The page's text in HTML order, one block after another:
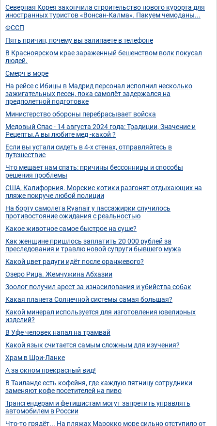
Северная Корея закончила строительство нового курорта для
иностранных туристов «Вонсан-Калма». Пакуем чемоданы...
ФССП
Пять причин, почему вы залипаете в телефоне
В Красноярском крае зараженный бешенством волк покусал
людей.
Смерч в море
На рейсе с Ибицы в Мадрид персонал исполнил несколько
зажигательных песен, пока самолёт задержался на
предполетной подготовке
Министерство обороны перебрасывает войска
Медовый Спас - 14 августа 2024 года: Традиции, Значение и
Рецепты.А вы любите мед -какой ?
Если вы устали сидеть в 4-х стенах, отправляйтесь в
путешествие
Что мешает нам спать: причины бессонницы и способы
решения проблемы
США, Калифорния. Морские котики разгонят отдыхающих на
пляже покруче любой полиции
На борту самолета Ryanair у пассажирки случилось
противостояние ожидания с реальностью
Какое животное самое быстрое на суше?
Как женщине пришлось заплатить 20 000 рублей за
преследования и травлю новой супруги бывшего мужа
Какой цвет радуги идёт после оранжевого?
Озеро Рица. Жемчужина Абхазии
Зоолог получил арест за изнасилования и убийства собак
Какая планета Солнечной системы самая большая?
Какой минерал используется для изготовления ювелирных
изделий?
В Уфе человек напал на трамвай
Какой язык считается самым сложным для изучения?
Храм в Шри-Ланке
А за окном прекрасный вид!
В Таиланде есть кофейня, где каждую пятницу сотрудники
заменяют кофе посетителей на пиво
Трансгендерам и фетишистам могут запретить управлять
автомобилем в России
Что-то грядёт... На пляжах Марокко море сильно отступило от